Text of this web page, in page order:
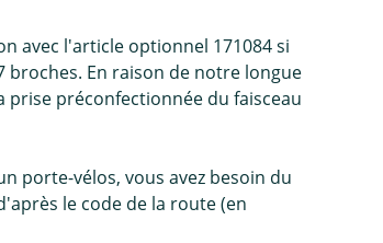
avec l'article optionnel 171084 si
broches. En raison de notre longue
prise préconfectionnée du faisceau
porte-vélos, vous avez besoin du
le code de la route (en